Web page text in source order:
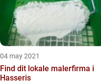
04 may 2021
Find dit lokale malerfirma i
Hasseris